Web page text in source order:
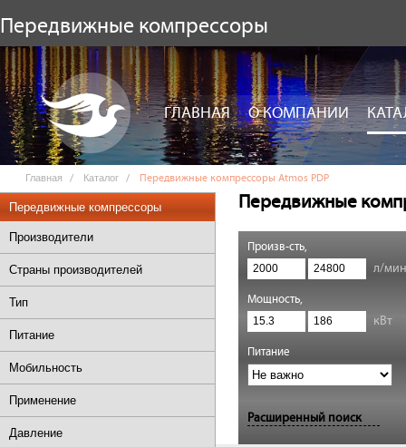
Передвижные компрессоры
ГЛАВНАЯ О КОМПАНИИ
Главная Каталог Передвижные компрессоры Atmos PDP
Передвижные компрессоры
Производители
Страны производителей
Тип
Питание
Мобильность
Применение
Давление
Передвижные
Произв-сть,
л/мин
Мощность,
кВт
Питание
Расширенный поиск